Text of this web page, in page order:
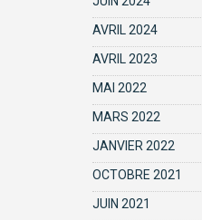
AVRIL 2024
AVRIL 2023
MAI 2022
MARS 2022
JANVIER 2022
OCTOBRE 2021
JUIN 2021